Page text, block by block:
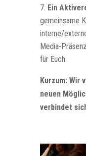
Ein
gemeinsame
interne/
Media-
für Euch
Kurzum: Wir
neuen
verbindet